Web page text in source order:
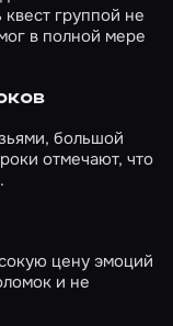
группой не
в полной мере
большой
отмечают, что
цену эмоций
и не